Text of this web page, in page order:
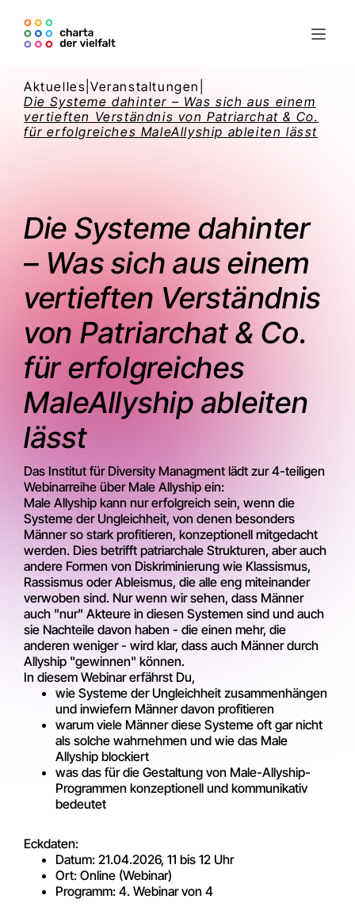
Aktuelles |Veranstaltungen
Die Systeme dahinter – Was sich aus einem
vertieften Verständnis von Patriarchat & Co.
für erfolgreiches MaleAllyship ableiten lässt
Die Systeme dahinter
– Was sich aus einem
vertieften Verständnis
von Patriarchat & Co.
für erfolgreiches
MaleAllyship ableiten
lässt
Das Institut für Diversity Managment lädt zur 4-teiligen
Webinarreihe über Male Allyship ein:
Male Allyship kann nur erfolgreich sein, wenn die
Systeme der Ungleichheit, von denen besonders
Männer so stark profitieren, konzeptionell mitgedacht
werden. Dies betrifft patriarchale Strukturen, aber auch
andere Formen von Diskriminierung wie Klassismus,
Rassismus oder Ableismus, die alle eng miteinander
verwoben sind. Nur wenn wir sehen, dass Männer
auch "nur" Akteure in diesen Systemen sind und auch
sie Nachteile davon haben - die einen mehr, die
anderen weniger - wird klar, dass auch Männer durch
Allyship "gewinnen" können.
In diesem Webinar erfährst Du,
wie Systeme der Ungleichheit zusammenhängen
und inwiefern Männer davon profitieren
warum viele Männer diese Systeme oft gar nicht
als solche wahrnehmen und wie das Male
Allyship blockiert
was das für die Gestaltung von Male-Allyship-
Programmen konzeptionell und kommunikativ
bedeutet
Eckdaten:
Datum: 21.04.2026, 11 bis 12 Uhr
Ort: Online (Webinar)
Programm: 4. Webinar von 4